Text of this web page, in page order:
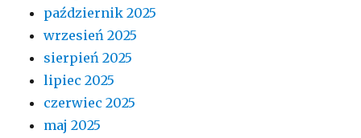
październik 2025
wrzesień 2025
sierpień 2025
lipiec 2025
czerwiec 2025
maj 2025